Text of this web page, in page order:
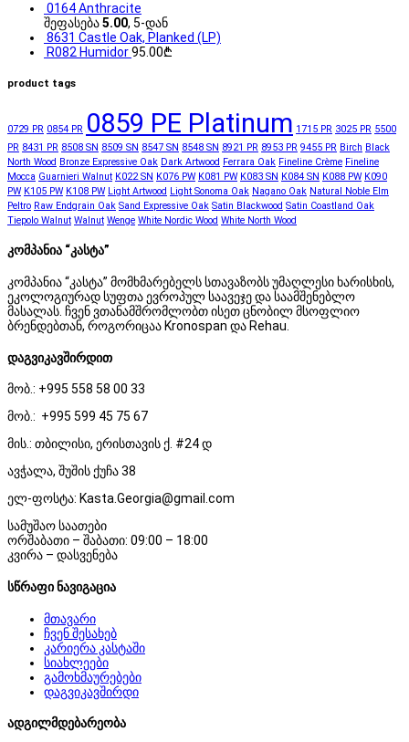
0164 Anthracite
შეფასება5.00, 5-დან
8631 Castle Oak, Planked (LP)
R082 Humidor95.00₾
product tags
0729 PR 0854 PR 0859 PE Platinum 1715 PR 3025 PR 5500
PR 8431 PR 8508 SN 8509 SN 8547 SN 8548 SN 8921 PR 8953 PR 9455 PR Birch Black
North Wood Bronze Expressive Oak Dark Artwood Ferrara Oak Fineline Crème Fineline
Mocca Guarnieri Walnut K022 SN K076 PW K081 PW K083 SN K084 SN K088 PW K090
PW K105 PW K108 PW Light Artwood Light Sonoma Oak Nagano Oak Natural Noble Elm
Peltro Raw Endgrain Oak Sand Expressive Oak Satin Blackwood Satin Coastland Oak
Tiepolo Walnut Walnut Wenge White Nordic Wood White North Wood
კომპანია “კასტა”
კომპანია “კასტა” მომხმარებელს სთავაზობს უმაღლესი ხარისხის,
ეკოლოგიურად სუფთა ევროპულ საავეჯე და საამშენებლო
მასალას. ჩვენ ვთანამშრომლობთ ისეთ ცნობილ მსოფლიო
ბრენდებთან, როგორიცაა Kronospan და Rehau.
დაგვიკავშირდით
მობ.: +995 558 58 00 33
მობ.: +995 599 45 75 67
მის.: თბილისი, ერისთავის ქ. #24 დ
ავჭალა, შუშის ქუჩა 38
ელ-ფოსტა: Kasta.Georgia@gmail.com
სამუშაო საათები
ორშაბათი – შაბათი: 09:00 – 18:00
კვირა – დასვენება
სწრაფი ნავიგაცია
მთავარი
ჩვენ შესახებ
კარიერა კასტაში
სიახლეები
გამოხმაურებები
დაგვიკავშირდი
ადგილმდებარეობა